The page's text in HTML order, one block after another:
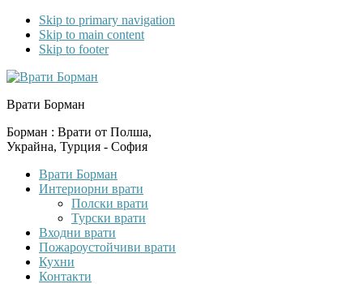
Skip to primary navigation
Skip to main content
Skip to footer
Врати Борман
Борман : Врати от Полша,
Украйна, Турция - София
Врати Борман
Интериорни врати
Полски врати
Турски врати
Входни врати
Пожароустойчиви врати
Кухни
Контакти